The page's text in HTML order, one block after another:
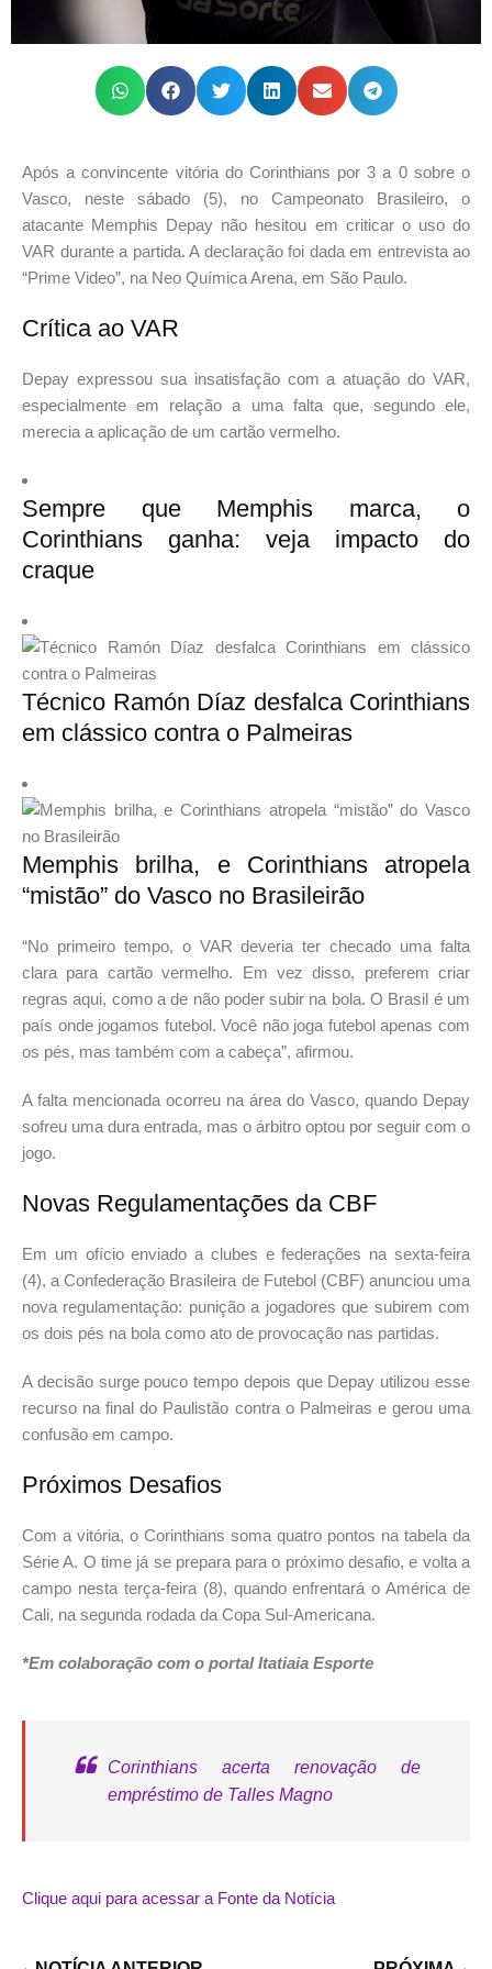
Após a convincente vitória do Corinthians por 3 a 0 sobre o
Vasco, neste sábado (5), no Campeonato Brasileiro, o
atacante Memphis Depay não hesitou em criticar o uso do
VAR durante a partida. A declaração foi dada em entrevista ao
“Prime Video”, na Neo Química Arena, em São Paulo.
Crítica ao VAR
Depay expressou sua insatisfação com a atuação do VAR,
especialmente em relação a uma falta que, segundo ele,
merecia a aplicação de um cartão vermelho.
Sempre que Memphis marca, o
Corinthians ganha: veja impacto do
craque
Técnico Ramón Díaz desfalca Corinthians
em clássico contra o Palmeiras
Memphis brilha, e Corinthians atropela
“mistão” do Vasco no Brasileirão
“No primeiro tempo, o VAR deveria ter checado uma falta
clara para cartão vermelho. Em vez disso, preferem criar
regras aqui, como a de não poder subir na bola. O Brasil é um
país onde jogamos futebol. Você não joga futebol apenas com
os pés, mas também com a cabeça”, afirmou.
A falta mencionada ocorreu na área do Vasco, quando Depay
sofreu uma dura entrada, mas o árbitro optou por seguir com o
jogo.
Novas Regulamentações da CBF
Em um ofício enviado a clubes e federações na sexta-feira
(4), a Confederação Brasileira de Futebol (CBF) anunciou uma
nova regulamentação: punição a jogadores que subirem com
os dois pés na bola como ato de provocação nas partidas.
A decisão surge pouco tempo depois que Depay utilizou esse
recurso na final do Paulistão contra o Palmeiras e gerou uma
confusão em campo.
Próximos Desafios
Com a vitória, o Corinthians soma quatro pontos na tabela da
Série A. O time já se prepara para o próximo desafio, e volta a
campo nesta terça-feira (8), quando enfrentará o América de
Cali, na segunda rodada da Copa Sul-Americana.
*Em colaboração com o portal Itatiaia Esporte
Corinthians acerta renovação de
empréstimo de Talles Magno
Clique aqui para acessar a Fonte da Notícia